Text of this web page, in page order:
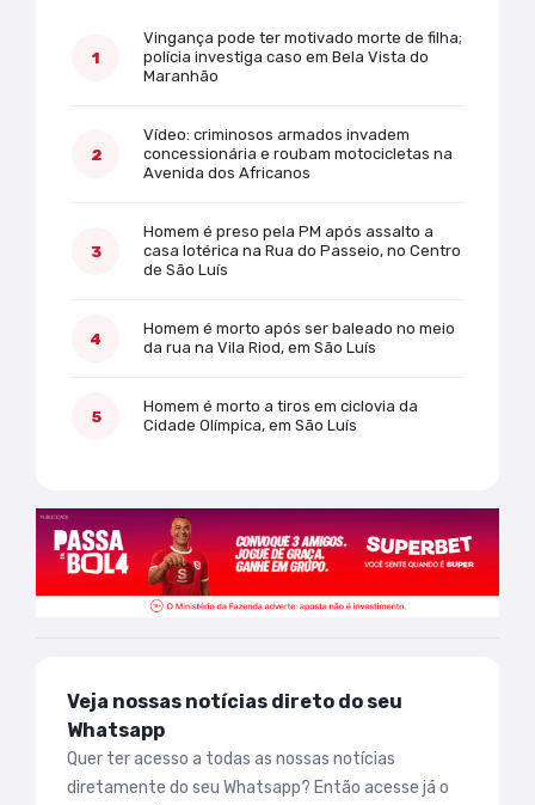
Vingança pode ter motivado morte de filha;
polícia investiga caso em Bela Vista do
Maranhão
Vídeo: criminosos armados invadem
concessionária e roubam motocicletas na
Avenida dos Africanos
Homem é preso pela PM após assalto a
casa lotérica na Rua do Passeio, no Centro
de São Luís
Homem é morto após ser baleado no meio
da rua na Vila Riod, em São Luís
Homem é morto a tiros em ciclovia da
Cidade Olímpica, em São Luís
Veja nossas notícias direto do seu
Whatsapp
Quer ter acesso a todas as nossas notícias
diretamente do seu Whatsapp? Então acesse já o